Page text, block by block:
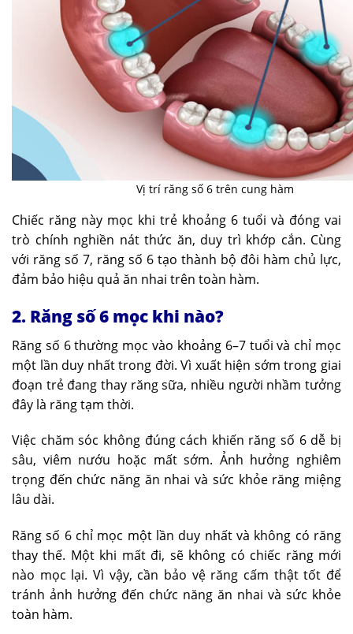
Vị trí răng số 6 trên cung hàm
Chiếc răng này mọc khi trẻ khoảng 6 tuổi và đóng vai
trò chính nghiền nát thức ăn, duy trì khớp cắn. Cùng
với răng số 7, răng số 6 tạo thành bộ đôi hàm chủ lực,
đảm bảo hiệu quả ăn nhai trên toàn hàm.
2. Răng số 6 mọc khi nào?
Răng số 6 thường mọc vào khoảng 6–7 tuổi và chỉ mọc
một lần duy nhất trong đời. Vì xuất hiện sớm trong giai
đoạn trẻ đang thay răng sữa, nhiều người nhầm tưởng
đây là răng tạm thời.
Việc chăm sóc không đúng cách khiến răng số 6 dễ bị
sâu, viêm nướu hoặc mất sớm. Ảnh hưởng nghiêm
trọng đến chức năng ăn nhai và sức khỏe răng miệng
lâu dài.
Răng số 6 chỉ mọc một lần duy nhất và không có răng
thay thế. Một khi mất đi, sẽ không có chiếc răng mới
nào mọc lại. Vì vậy, cần bảo vệ răng cấm thật tốt để
tránh ảnh hưởng đến chức năng ăn nhai và sức khỏe
toàn hàm.